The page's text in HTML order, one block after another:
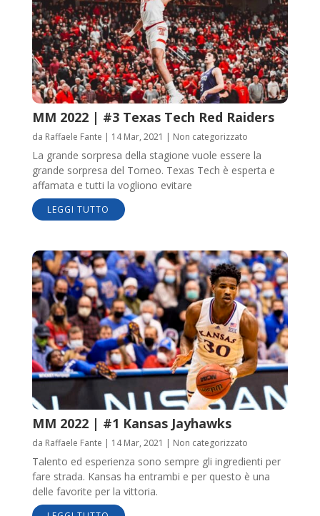
MM 2022 | #3 Texas Tech Red Raiders
da Raffaele Fante | 14 Mar, 2021 | Non categorizzato
La grande sorpresa della stagione vuole essere la
grande sorpresa del Torneo. Texas Tech è esperta e
affamata e tutti la vogliono evitare
LEGGI TUTTO
MM 2022 | #1 Kansas Jayhawks
da Raffaele Fante | 14 Mar, 2021 | Non categorizzato
Talento ed esperienza sono sempre gli ingredienti per
fare strada. Kansas ha entrambi e per questo è una
delle favorite per la vittoria.